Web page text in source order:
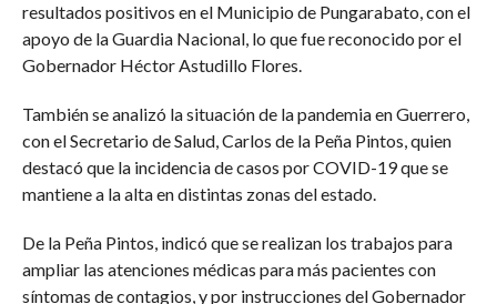
resultados positivos en el Municipio de Pungarabato, con el
apoyo de la Guardia Nacional, lo que fue reconocido por el
Gobernador Héctor Astudillo Flores.
También se analizó la situación de la pandemia en Guerrero,
con el Secretario de Salud, Carlos de la Peña Pintos, quien
destacó que la incidencia de casos por COVID-19 que se
mantiene a la alta en distintas zonas del estado.
De la Peña Pintos, indicó que se realizan los trabajos para
ampliar las atenciones médicas para más pacientes con
síntomas de contagios, y por instrucciones del Gobernador